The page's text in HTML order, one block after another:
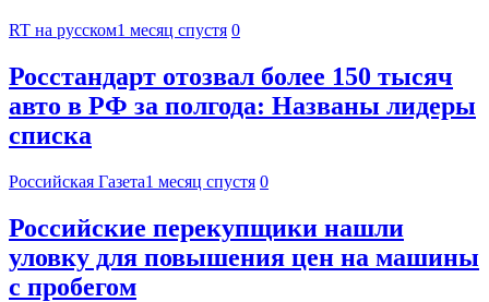
RT на русском1 месяц спустя 0
Росстандарт отозвал более 150 тысяч
авто в РФ за полгода: Названы лидеры
списка
Российская Газета1 месяц спустя 0
Российские перекупщики нашли
уловку для повышения цен на машины
с пробегом